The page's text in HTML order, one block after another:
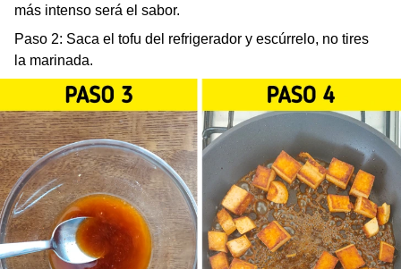
más intenso será el sabor.
Paso 2: Saca el tofu del refrigerador y escúrrelo, no tires
la marinada.